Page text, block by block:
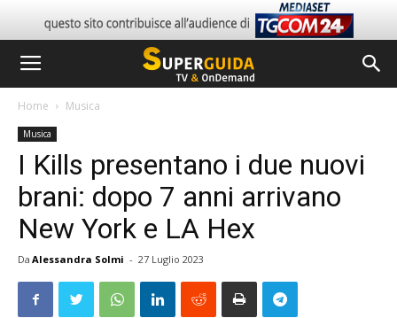
Home Musica
Musica
I Kills presentano i due nuovi
brani: dopo 7 anni arrivano
New York e LA Hex
Da Alessandra Solmi - 27 Luglio 2023